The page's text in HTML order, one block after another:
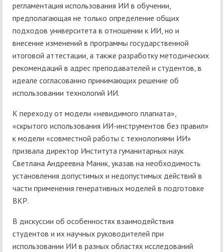
регламентация использования ИИ в обучении,
предполагающая не только определение общих
подходов университета в отношении к ИИ, но и
внесение изменений в программы государственной
итоговой аттестации, а также разработку методических
рекомендаций в адрес преподавателей и студентов, в
идеале согласованно принимающих решение об
использовании технологий ИИ.
К переходу от модели «невидимого плагиата»,
«скрытого использования ИИ-инструментов без правил»
к модели «совместной работы с технологиями ИИ»
призвала директор Института гуманитарных наук
Светлана Андреевна Маник, указав на необходимость
установления допустимых и недопустимых действий в
части применения генеративных моделей в подготовке
ВКР.
В дискуссии об особенностях взаимодействия
студентов и их научных руководителей при
использовании ИИ в разных областях исследований